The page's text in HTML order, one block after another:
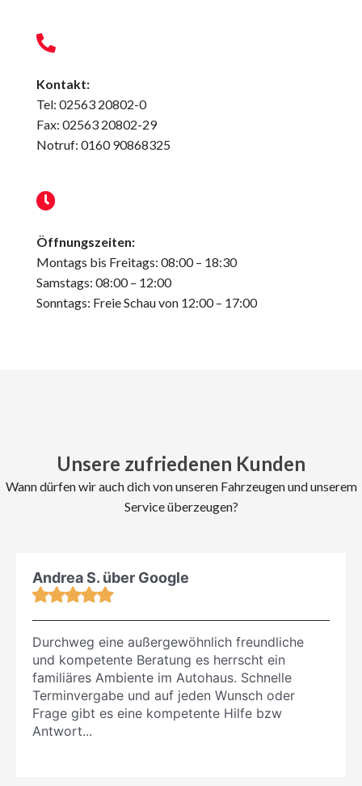
Kontakt:
Tel: 02563 20802-0
Fax: 02563 20802-29
Notruf: 0160 90868325
Öffnungszeiten:
Montags bis Freitags: 08:00 – 18:30
Samstags: 08:00 – 12:00
Sonntags: Freie Schau von 12:00 – 17:00
Unsere zufriedenen Kunden
Wann dürfen wir auch dich von unseren Fahrzeugen und unserem
Service überzeugen?
Andrea S. über Google
Durchweg eine außergewöhnlich freundliche
und kompetente Beratung es herrscht ein
familiäres Ambiente im Autohaus. Schnelle
Terminvergabe und auf jeden Wunsch oder
Frage gibt es eine kompetente Hilfe bzw
Antwort...